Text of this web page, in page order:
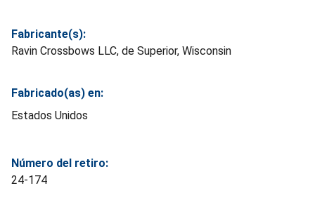
Fabricante(s):
Ravin Crossbows LLC, de Superior, Wisconsin
Fabricado(as) en:
Estados Unidos
Número del retiro:
24-174